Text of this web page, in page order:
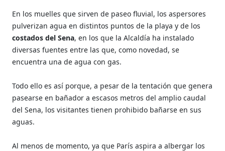
En los muelles que sirven de paseo fluvial, los aspersores
pulverizan agua en distintos puntos de la playa y de los
costados del Sena, en los que la Alcaldía ha instalado
diversas fuentes entre las que, como novedad, se
encuentra una de agua con gas.
Todo ello es así porque, a pesar de la tentación que genera
pasearse en bañador a escasos metros del amplio caudal
del Sena, los visitantes tienen prohibido bañarse en sus
aguas.
Al menos de momento, ya que París aspira a albergar los